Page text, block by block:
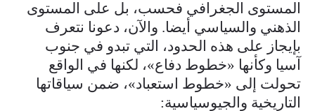
المستوى الجغرافي فحسب، بل على المستوى
الذهني والسياسي أيضا. والآن، دعونا نتعرف
بإيجاز على هذه الحدود، التي تبدو في جنوب
آسيا وكأنها «خطوط دفاع»، لكنها في الواقع
تحولت إلى «خطوط استعباد»، ضمن سياقاتها
التاريخية والجيوسياسية: